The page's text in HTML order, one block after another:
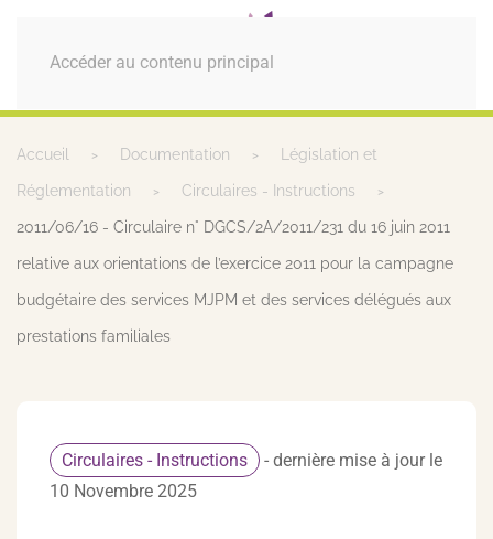
Accéder au contenu principal
MENU
Accueil Documentation Législation et
Réglementation Circulaires - Instructions
2011/06/16 - Circulaire n° DGCS/2A/2011/231 du 16 juin 2011
relative aux orientations de l’exercice 2011 pour la campagne
budgétaire des services MJPM et des services délégués aux
prestations familiales
Circulaires - Instructions
- dernière mise à jour le
10 Novembre 2025